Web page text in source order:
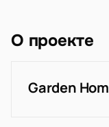
О проекте
Garden